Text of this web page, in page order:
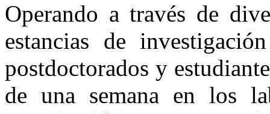
Operando a través de
estancias de
postdoctorados y
de una semana en los